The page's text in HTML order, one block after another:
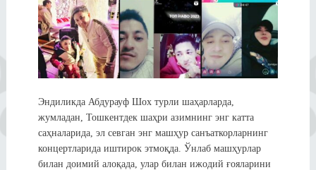
Эндиликда Абдурауф Шох турли шаҳарларда,
жумладан, Тошкентдек шаҳри азимнинг энг катта
саҳналарида, эл севган энг машҳур санъаткорларнинг
концертларида иштирок этмоқда. Ўнлаб машҳурлар
билан доимий алоқада, улар билан ижодий ғояларини